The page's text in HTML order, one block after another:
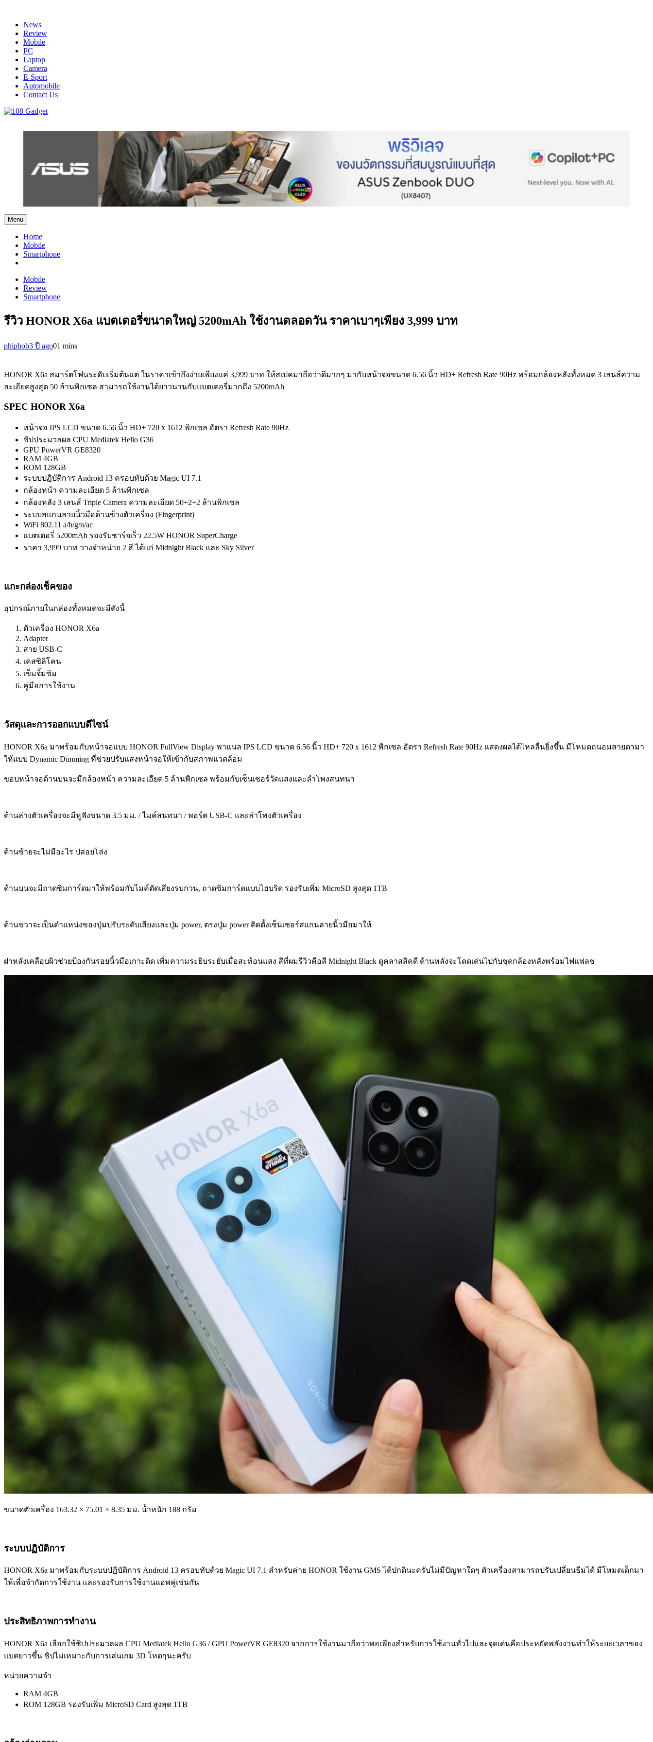
contentNews
Review
Mobile
PC
Laptop
Camera
E-Sport
Automobile
Contact Us
รวบรวมเรื่องราว Gadget IT ,Laptop, Smartphone , ยานยนต์
Menu
Home
Mobile
Smartphone
Mobile
Review
Smartphone
รีวิว HONOR X6a แบตเตอรี่ขนาดใหญ่ 5200mAh ใช้งานตลอดวัน ราคาเบาๆเพียง 3,999 บาท
phiphob3 ปี ago01 mins
HONOR X6a สมาร์ตโฟนระดับเริ่มต้นแต่ ในราคาเข้าถึงง่ายเพียงแค่ 3,999 บาท ให้สเปคมาถือว่าดีมากๆ มากับหน้าจอขนาด 6.56 นิ้ว HD+ Refresh Rate 90Hz พร้อมกล้องหลังทั้งหมด 3 เลนส์ความ
ละเอียดสูงสุด 50 ล้านพิกเซล สามารถใช้งานได้ยาวนานกับแบตเตอรี่มากถึง 5200mAh
SPEC HONOR X6a
หน้าจอ IPS LCD ขนาด 6.56 นิ้ว HD+ 720 x 1612 พิกเซล อัตรา Refresh Rate 90Hz
ชิปประมวลผล CPU Mediatek Helio G36
GPU PowerVR GE8320
RAM 4GB
ROM 128GB
ระบบปฏิบัติการ Android 13 ครอบทับด้วย Magic UI 7.1
กล้องหน้า ความละเอียด 5 ล้านพิกเซล
กล้องหลัง 3 เลนส์ Triple Camera ความละเอียด 50+2+2 ล้านพิกเซล
ระบบสแกนลายนิ้วมือด้านข้างตัวเครื่อง (Fingerprint)
WiFi 802.11 a/b/g/n/ac
แบตเตอรี่ 5200mAh รองรับชาร์จเร็ว 22.5W HONOR SuperCharge
ราคา 3,999 บาท วางจำหน่าย 2 สี ได้แก่ Midnight Black และ Sky Silver
แกะกล่องเช็คของ
อุปกรณ์ภายในกล่องทั้งหมดจะมีดังนี้
ตัวเครื่อง HONOR X6a
Adapter
สาย USB-C
เคสซิลิโคน
เข็มจิ้มซิม
คู่มือการใช้งาน
วัสดุและการออกแบบดีไซน์
HONOR X6a มาพร้อมกับหน้าจอแบบ HONOR FullView Display พาแนล IPS LCD ขนาด 6.56 นิ้ว HD+ 720 x 1612 พิกเซล อัตรา Refresh Rate 90Hz แสดงผลได้ไหลลื่นยิ่งขึ้น มีโหมดถนอมสายตามา
ให้แบบ Dynamic Dimming ที่ช่วยปรับแสงหน้าจอให้เข้ากับสภาพแวดล้อม
ขอบหน้าจอด้านบนจะมีกล้องหน้า ความละเอียด 5 ล้านพิกเซล พร้อมกับเซ็นเซอร์วัดแสงและลำโพงสนทนา
ด้านล่างตัวเครื่องจะมีหูฟังขนาด 3.5 มม. / ไมค์สนทนา / พอร์ต USB-C และลำโพงตัวเครื่อง
ด้านซ้ายจะไม่มีอะไร ปล่อยโล่ง
ด้านบนจะมีถาดซิมการ์ดมาให้พร้อมกับไมค์ตัดเสียงรบกวน, ถาดซิมการ์ดแบบไฮบริด รองรับเพิ่ม MicroSD สูงสุด 1TB
ด้านขวาจะเป็นตำแหน่งของปุ่มปรับระดับเสียงและปุ่ม power, ตรงปุ่ม power ติดตั้งเซ็นเซอร์สแกนลายนิ้วมือมาให้
ฝาหลังเคลือบผิวช่วยป้องกันรอยนิ้วมือเกาะติด เพิ่มความระยิบระยับเมื่อสะท้อนแสง สีที่ผมรีวิวคือสี Midnight Black ดูคลาสสิคดี ด้านหลังจะโดดเด่นไปกับชุดกล้องหลังพร้อมไฟแฟลช
ขนาดตัวเครื่อง 163.32 × 75.01 × 8.35 มม. น้ำหนัก 188 กรัม
ระบบปฏิบัติการ
HONOR X6a มาพร้อมกับระบบปฏิบัติการ Android 13 ครอบทับด้วย Magic UI 7.1 สำหรับค่าย HONOR ใช้งาน GMS ได้ปกตินะครับไม่มีปัญหาใดๆ ตัวเครื่องสามารถปรับเปลี่ยนธีมได้ มีโหมดเด็กมา
ให้เพื่อจำกัดการใช้งาน และรองรับการใช้งานแอพคู่เช่นกัน
ประสิทธิภาพการทำงาน
HONOR X6a เลือกใช้ชิปประมวลผล CPU Mediatek Helio G36 / GPU PowerVR GE8320 จากการใช้งานมาถือว่าพอเพียงสำหรับการใช้งานทั่วไปและจุดเด่นคือประหยัดพลังงานทำให้ระยะเวลาของ
แบตยาวขึ้น ชิปไม่เหมาะกับการเล่นเกม 3D โหดๆนะครับ
หน่วยความจำ
RAM 4GB
ROM 128GB รองรับเพิ่ม MicroSD Card สูงสุด 1TB